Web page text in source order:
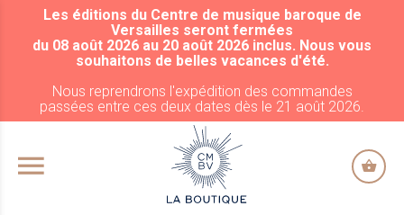
ALLER AU CONTENU PRINCIPAL
Les éditions du Centre de musique baroque de
Versailles seront fermées
du 08 août 2026 au 20 août 2026 inclus. Nous vous
souhaitons de belles vacances d'été.
Nous reprendrons l'expédition des commandes
passées entre ces deux dates dès le 21 août 2026.